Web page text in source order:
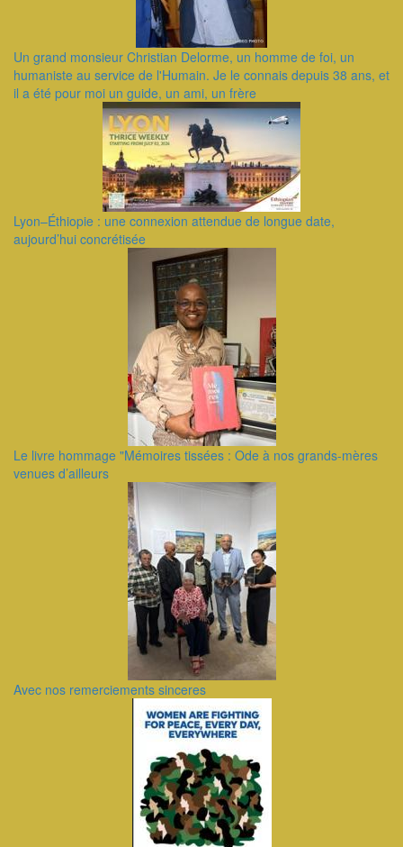
Un grand monsieur Christian Delorme, un homme de foi, un
humaniste au service de l'Humain. Je le connais depuis 38 ans, et
il a été pour moi un guide, un ami, un frère
Lyon–Éthiopie : une connexion attendue de longue date,
aujourd’hui concrétisée
Le livre hommage "Mémoires tissées : Ode à nos grands-mères
venues d’ailleurs
Avec nos remerciements sinceres